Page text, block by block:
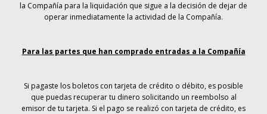
la Compañía para la liquidación que sigue a la decisión de dejar de
operar inmediatamente la actividad de la Compañía.
Para las partes que han comprado entradas a la Compañía
Si pagaste los boletos con tarjeta de crédito o débito, es posible
que puedas recuperar tu dinero solicitando un reembolso al
emisor de tu tarjeta. Si el pago se realizó con tarjeta de crédito, es